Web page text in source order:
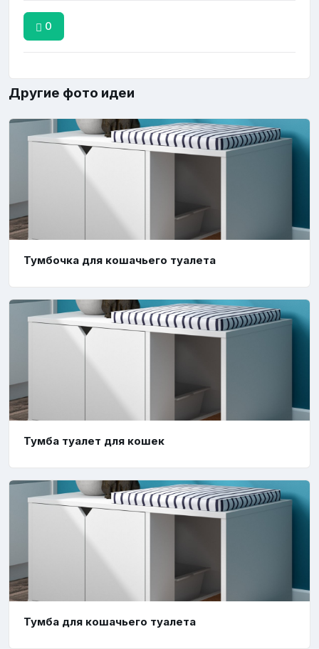
0
Другие фото идеи
Тумбочка для кошачьего туалета
Тумба туалет для кошек
Тумба для кошачьего туалета